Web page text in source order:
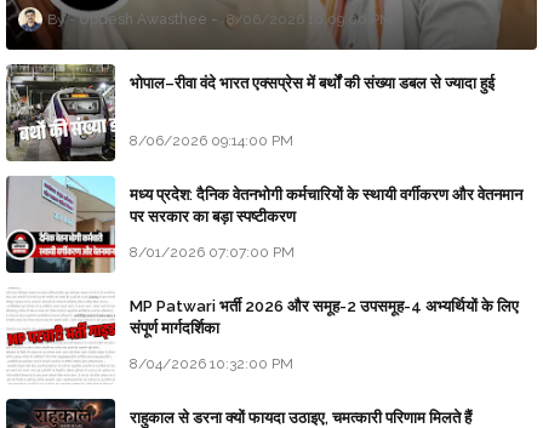
Updesh Awasthee 8/06/2026 10:09:00 PM
भोपाल–रीवा वंदे भारत एक्सप्रेस में बर्थों की संख्या डबल से ज्यादा हुई
8/06/2026 09:14:00 PM
मध्य प्रदेश: दैनिक वेतनभोगी कर्मचारियों के स्थायी वर्गीकरण और वेतनमान
पर सरकार का बड़ा स्पष्टीकरण
8/01/2026 07:07:00 PM
MP Patwari भर्ती 2026 और समूह-2 उपसमूह-4 अभ्यर्थियों के लिए
संपूर्ण मार्गदर्शिका
8/04/2026 10:32:00 PM
राहुकाल से डरना क्यों फायदा उठाइए, चमत्कारी परिणाम मिलते हैं